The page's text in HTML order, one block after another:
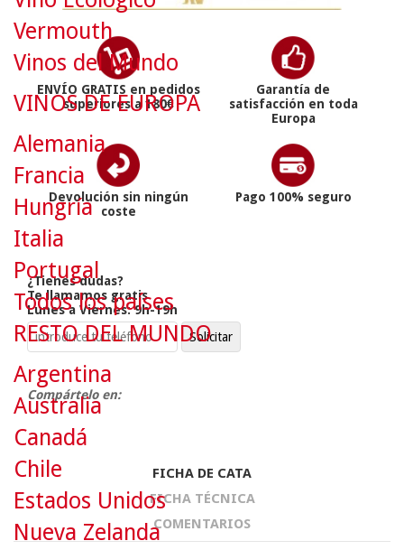
ENVÍO GRATIS en pedidos
superiores a 180€
Garantía de
satisfacción en toda
Europa
Devolución sin ningún
coste
Pago 100% seguro
¿Tienes dudas?
Te llamamos gratis
Lunes a Viernes: 9h-19h
Compártelo en:
FICHA DE CATA
FICHA TÉCNICA
COMENTARIOS
Vermouth
Vinos del Mundo
VINOS DE EUROPA
Alemania
Francia
Hungría
Italia
Portugal
Todos los países
RESTO DEL MUNDO
Argentina
Australia
Canadá
Chile
Estados Unidos
Nueva Zelanda